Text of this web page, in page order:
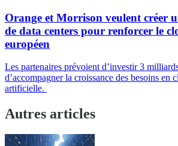
Orange et Morrison veulent créer
de data centers pour renforcer le
européen
Les partenaires prévoient d’investir 3
d’accompagner la croissance des besoins en
artificielle.
Autres articles